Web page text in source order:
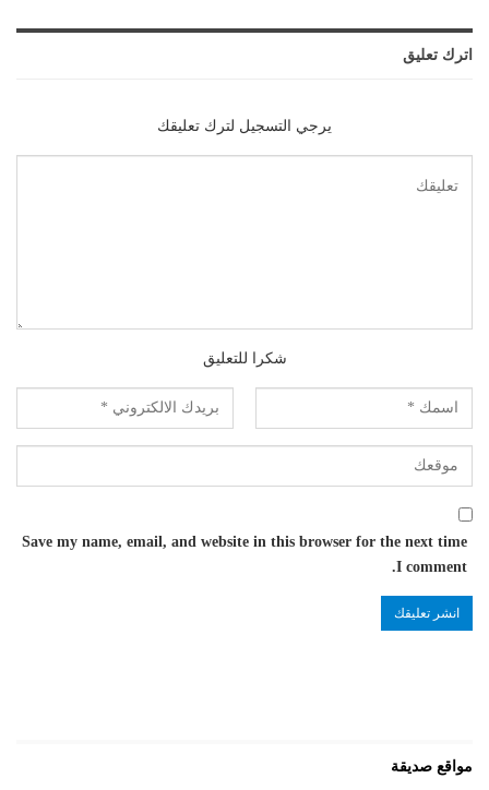
اترك تعليق
يرجي التسجيل لترك تعليقك
شكرا للتعليق
Save my name, email, and website in this browser for the next time
I comment.
مواقع صديقة